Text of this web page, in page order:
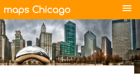
menu